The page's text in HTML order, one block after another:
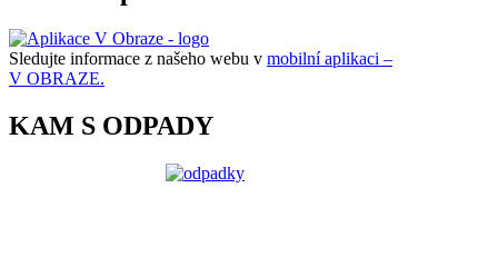
Sledujte informace z našeho webu v mobilní aplikaci –
V OBRAZE.
KAM S ODPADY